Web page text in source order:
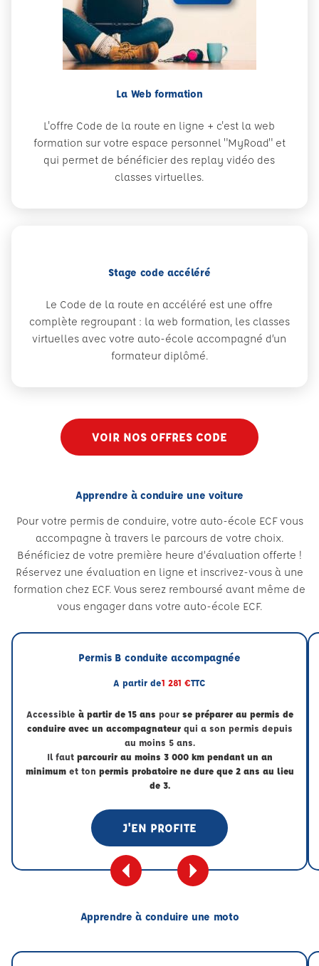
La Web formation
L'offre Code de la route en ligne + c'est la web
formation sur votre espace personnel "MyRoad" et
qui permet de bénéficier des replay vidéo des
classes virtuelles.
Stage code accéléré
Le Code de la route en accéléré est une offre
complète regroupant : la web formation, les classes
virtuelles avec votre auto-école accompagné d’un
formateur diplômé.
VOIR NOS OFFRES CODE
Apprendre à conduire une voiture
Pour votre permis de conduire, votre auto-école ECF vous
accompagne à travers le parcours de votre choix.
Bénéficiez de votre première heure d’évaluation offerte !
Réservez une évaluation en ligne et inscrivez-vous à une
formation chez ECF. Vous serez remboursé avant même de
vous engager dans votre auto-école ECF.
Permis B conduite accompagnée
A partir de1 281 €TTC
Accessible à partir de 15 ans pour se préparer au permis de
conduire avec un accompagnateurqui a son permis depuis
au moins 5 ans.
Il faut parcourir au moins 3 000 km pendant un an
minimumet ton permis probatoire ne dure que 2 ans au lieu
de 3.
J'EN PROFITE
Apprendre à conduire une moto